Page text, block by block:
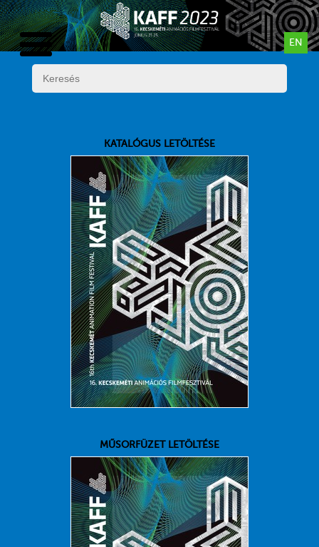
EN
KATALÓGUS LETÖLTÉSE
MŰSORFÜZET LETÖLTÉSE